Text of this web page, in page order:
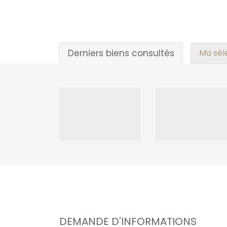
Derniers biens consultés Ma
DEMANDE D'INFORMATIONS